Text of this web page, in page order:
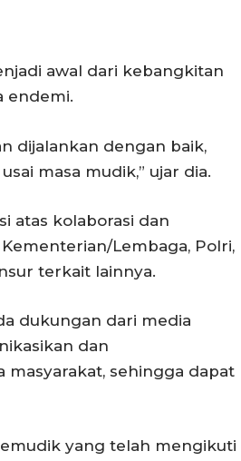
awal dari kebangkitan
endemi.
dijalankan dengan baik,
masa mudik,” ujar dia.
atas kolaborasi dan
Lembaga, Polri,
terkait lainnya.
dukungan dari media
dan
sehingga dapat
yang telah mengikuti